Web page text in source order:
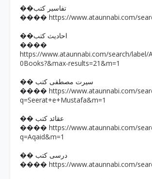
��تفاسیر کتب
���� https://www.ataunnabi.com/
��احادیث کتب
����
https://www.ataunnabi.com/search/label/
0Books?&max-results=21&m=1
�� سیرت مصطفی کتب
���� https://www.ataunnabi.com/
q=Seerat+e+Mustafa&m=1
�� عقائد کتب
���� https://www.ataunnabi.com/
q=Aqaid&m=1
�� درسی کتب
���� https://www.ataunnabi.com/